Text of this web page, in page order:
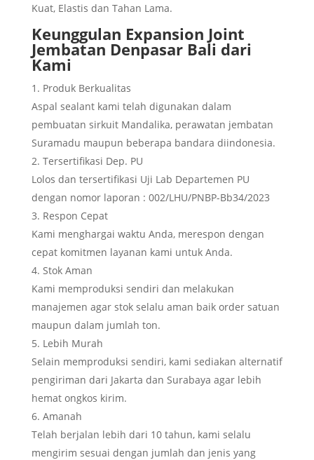
Kuat, Elastis dan Tahan Lama.
Keunggulan Expansion Joint
Jembatan Denpasar Bali dari
Kami
Produk Berkualitas
Aspal sealant kami telah digunakan dalam
pembuatan sirkuit Mandalika, perawatan jembatan
Suramadu maupun beberapa bandara diindonesia.
Tersertifikasi Dep. PU
Lolos dan tersertifikasi Uji Lab Departemen PU
dengan nomor laporan : 002/LHU/PNBP-Bb34/2023
Respon Cepat
Kami menghargai waktu Anda, merespon dengan
cepat komitmen layanan kami untuk Anda.
Stok Aman
Kami memproduksi sendiri dan melakukan
manajemen agar stok selalu aman baik order satuan
maupun dalam jumlah ton.
Lebih Murah
Selain memproduksi sendiri, kami sediakan alternatif
pengiriman dari Jakarta dan Surabaya agar lebih
hemat ongkos kirim.
Amanah
Telah berjalan lebih dari 10 tahun, kami selalu
mengirim sesuai dengan jumlah dan jenis yang